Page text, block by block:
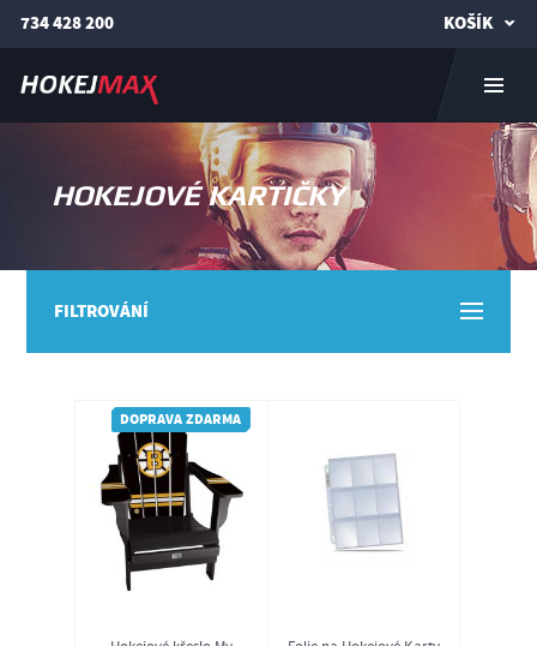
734 428 200 KOŠÍK
HOKEJOVÉ KARTIČKY
FILTROVÁNÍ
DOPRAVA ZDARMA